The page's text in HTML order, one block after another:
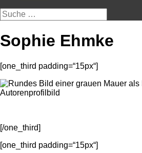
Suche
nach:
Sophie Ehmke
[one_third padding=“15px“]
[/one_third]
[one_third padding=“15px“]